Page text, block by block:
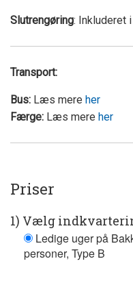
Slutrengøring: Inkluderet
Transport:
Bus: Læs mere her
Færge: Læs mere her
Priser
1) Vælg
Ledige uger på
personer, Type B